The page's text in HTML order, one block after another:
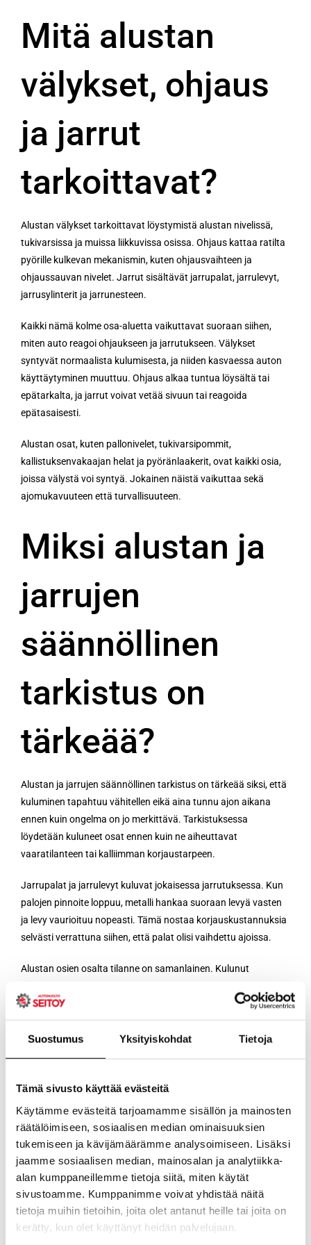
Suostumus Yksityiskohdat Tietoja
Tämä sivusto käyttää evästeitä
Käytämme evästeitä tarjoamamme sisällön ja mainosten
räätälöimiseen, sosiaalisen median ominaisuuksien
tukemiseen ja kävijämäärämme analysoimiseen. Lisäksi
jaamme sosiaalisen median, mainosalan ja analytiikka-
alan kumppaneillemme tietoja siitä, miten käytät
sivustoamme. Kumppanimme voivat yhdistää näitä
tietoja muihin tietoihin, joita olet antanut heille tai joita on
kerätty, kun olet käyttänyt heidän palvelujaan.
Mitä alustan
välykset, ohjaus
ja jarrut
tarkoittavat?
Alustan välykset tarkoittavat löystymistä alustan nivelissä,
tukivarsissa ja muissa liikkuvissa osissa. Ohjaus kattaa ratilta
pyörille kulkevan mekanismin, kuten ohjausvaihteen ja
ohjaussauvan nivelet. Jarrut sisältävät jarrupalat, jarrulevyt,
jarrusylinterit ja jarrunesteen.
Kaikki nämä kolme osa-aluetta vaikuttavat suoraan siihen,
miten auto reagoi ohjaukseen ja jarrutukseen. Välykset
syntyvät normaalista kulumisesta, ja niiden kasvaessa auton
käyttäytyminen muuttuu. Ohjaus alkaa tuntua löysältä tai
epätarkalta, ja jarrut voivat vetää sivuun tai reagoida
epätasaisesti.
Alustan osat, kuten pallonivelet, tukivarsipommit,
kallistuksenvakaajan helat ja pyöränlaakerit, ovat kaikki osia,
joissa välystä voi syntyä. Jokainen näistä vaikuttaa sekä
ajomukavuuteen että turvallisuuteen.
Miksi alustan ja
jarrujen
säännöllinen
tarkistus on
tärkeää?
Alustan ja jarrujen säännöllinen tarkistus on tärkeää siksi, että
kuluminen tapahtuu vähitellen eikä aina tunnu ajon aikana
ennen kuin ongelma on jo merkittävä. Tarkistuksessa
löydetään kuluneet osat ennen kuin ne aiheuttavat
vaaratilanteen tai kalliimman korjaustarpeen.
Jarrupalat ja jarrulevyt kuluvat jokaisessa jarrutuksessa. Kun
palojen pinnoite loppuu, metalli hankaa suoraan levyä vasten
ja levy vaurioituu nopeasti. Tämä nostaa korjauskustannuksia
selvästi verrattuna siihen, että palat olisi vaihdettu ajoissa.
Alustan osien osalta tilanne on samanlainen. Kulunut
sitä kautta renkaan kulumiseen, ajotuntumaan ja
jarrutuskäyttäytymiseen. Säännöllinen tarkistus pitää
kustannukset hallittavina ja ajamisen turvallisena.
Miten alustan
välykset
testataan
käytännössä?